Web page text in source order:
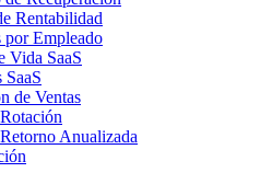
Rentabilidad
por Empleado
Vida SaaS
de Ventas
Anualizada